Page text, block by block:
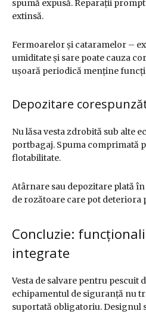
spumă expusă. Reparații
extinsă.
Fermoarelor și cataramelor –
umiditate și sare poate cauza
ușoară periodică menține
Depozitare
Nu lăsa vesta zdrobită sub alte
portbagaj. Spuma comprimată
flotabilitate.
Atârnare sau depozitare plată
de rozătoare care pot deteriora
Concluzie:
integrate
Vesta de salvare pentru pescuit
echipamentul de siguranță nu
suportată obligatoriu. Designul